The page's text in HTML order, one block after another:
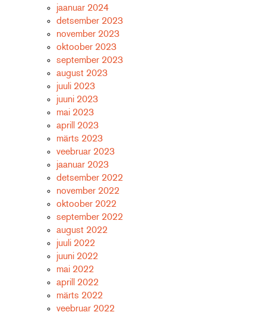
jaanuar 2024
detsember 2023
november 2023
oktoober 2023
september 2023
august 2023
juuli 2023
juuni 2023
mai 2023
aprill 2023
märts 2023
veebruar 2023
jaanuar 2023
detsember 2022
november 2022
oktoober 2022
september 2022
august 2022
juuli 2022
juuni 2022
mai 2022
aprill 2022
märts 2022
veebruar 2022